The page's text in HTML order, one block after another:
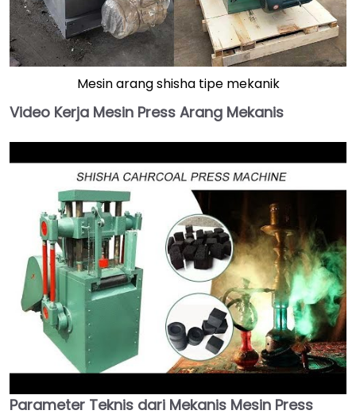
Mesin arang shisha tipe mekanik
Video Kerja Mesin Press Arang Mekanis
Parameter Teknis dari Mekanis Mesin Press